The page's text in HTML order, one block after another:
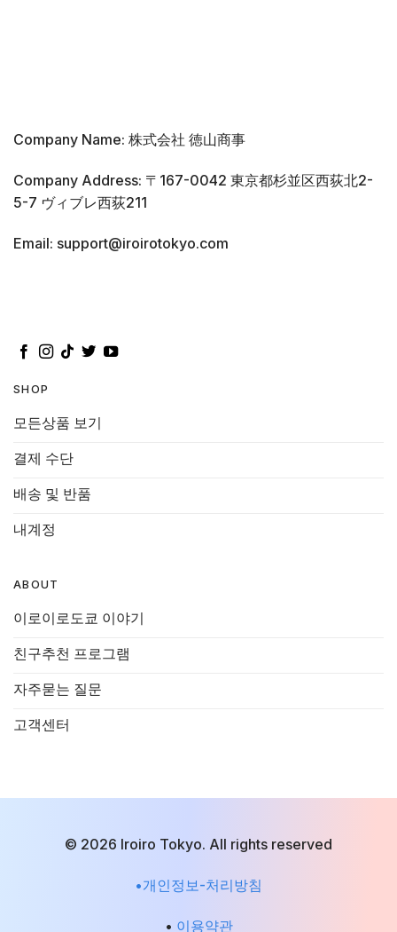
Company Name: 株式会社 徳山商事
Company Address: 〒167-0042 東京都杉並区西荻北2-
5-7 ヴィブレ西荻211
Email: support@iroirotokyo.com
SHOP
모든상품 보기
결제 수단
배송 및 반품
내계정
ABOUT
이로이로도쿄 이야기
친구추천 프로그램
자주묻는 질문
고객센터
© 2026 Iroiro Tokyo. All rights reserved
•개인정보-처리방침
• 이용약관